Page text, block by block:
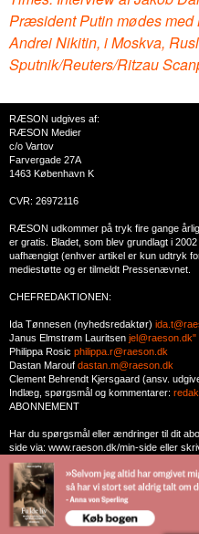
Præsident Putin mødes med
Andrei Nikitin, i Moskva,
Sputnik/Reuters/Ritzau
RÆSON udgives af:
RÆSON Medier
c/o Vartov
Farvergade 27A
1463 København K
CVR: 26972116
RÆSON udkommer på tryk fire gange
er gratis. Bladet, som blev grundlagt i
uafhængigt (enhver artikel er kun udtryk
mediestøtte og er tilmeldt Pressenævnet.
CHEFREDAKTIONEN:
Ida Tønnesen (nyhedsredaktør)
Janus Elmstrøm Lauritsen jel@raeson.dk"
Philippa Rosic philippa.r@raeson.dk
Dastan Marouf dastan.m@raeson.dk
Clement Behrendt Kjersgaard (ansv.
Indlæg, spørgsmål og kommentarer:
ABONNEMENT
Har du spørgsmål eller ændringer til dit
side via: www.raeson.dk/min-side eller